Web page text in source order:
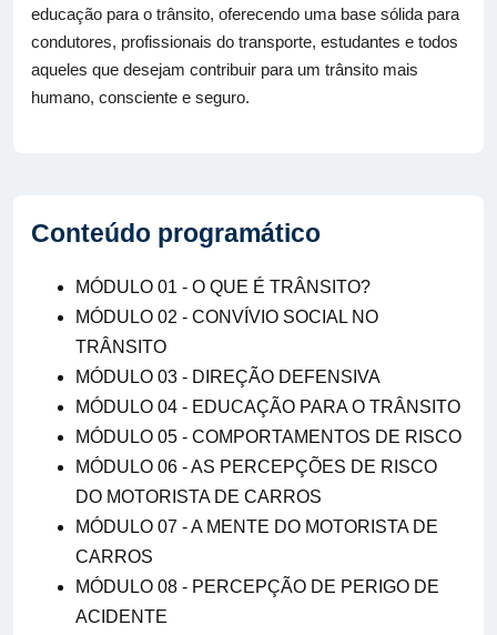
educação para o trânsito, oferecendo uma base sólida para
condutores, profissionais do transporte, estudantes e todos
aqueles que desejam contribuir para um trânsito mais
humano, consciente e seguro.
Conteúdo programático
MÓDULO 01 - O QUE É TRÂNSITO?
MÓDULO 02 - CONVÍVIO SOCIAL NO
TRÂNSITO
MÓDULO 03 - DIREÇÃO DEFENSIVA
MÓDULO 04 - EDUCAÇÃO PARA O TRÂNSITO
MÓDULO 05 - COMPORTAMENTOS DE RISCO
MÓDULO 06 - AS PERCEPÇÕES DE RISCO
DO MOTORISTA DE CARROS
MÓDULO 07 - A MENTE DO MOTORISTA DE
CARROS
MÓDULO 08 - PERCEPÇÃO DE PERIGO DE
ACIDENTE